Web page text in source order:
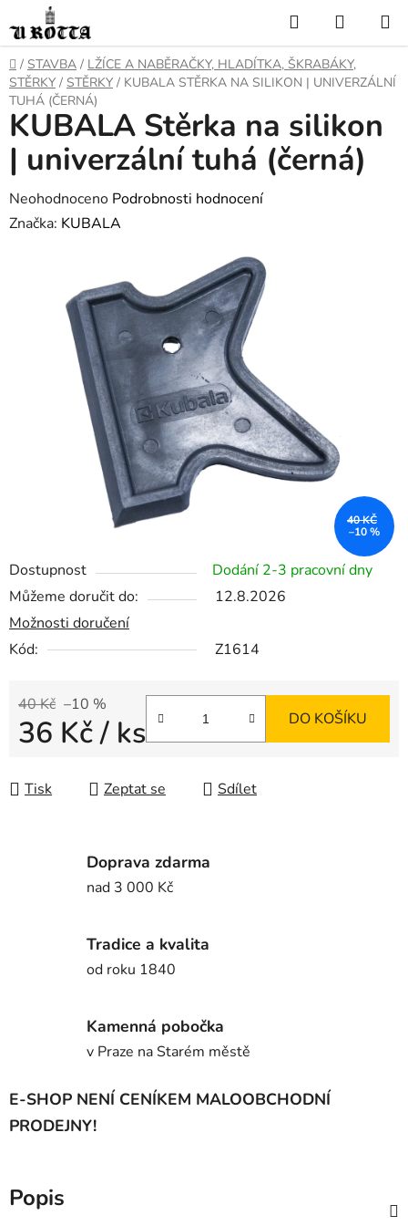
na
obsah
Hledat
KOŠÍK
DOMŮ
/ STAVBA / LŽÍCE A NABĚRAČKY, HLADÍTKA, ŠKRABÁKY,
STĚRKY / STĚRKY / KUBALA STĚRKA NA SILIKON | UNIVERZÁLNÍ
TUHÁ (ČERNÁ)
Dostupnost
Dodání 2-3 pracovní dny
Můžeme doručit do:
12.8.2026
Možnosti doručení
Kód:
Z1614
40 Kč –10 %
36 Kč/ ks DO KOŠÍKU
Tisk Zeptat se Sdílet
KUBALA Stěrka na silikon
| univerzální tuhá (černá)
Průměrné
hodnocení
Neohodnoceno Podrobnosti hodnocení
Značka: KUBALA
40 KČ
–10 %
Doprava zdarma
nad 3 000 Kč
Tradice a kvalita
od roku 1840
Kamenná pobočka
v Praze na Starém městě
E-SHOP NENÍ CENÍKEM MALOOBCHODNÍ
PRODEJNY!
Popis